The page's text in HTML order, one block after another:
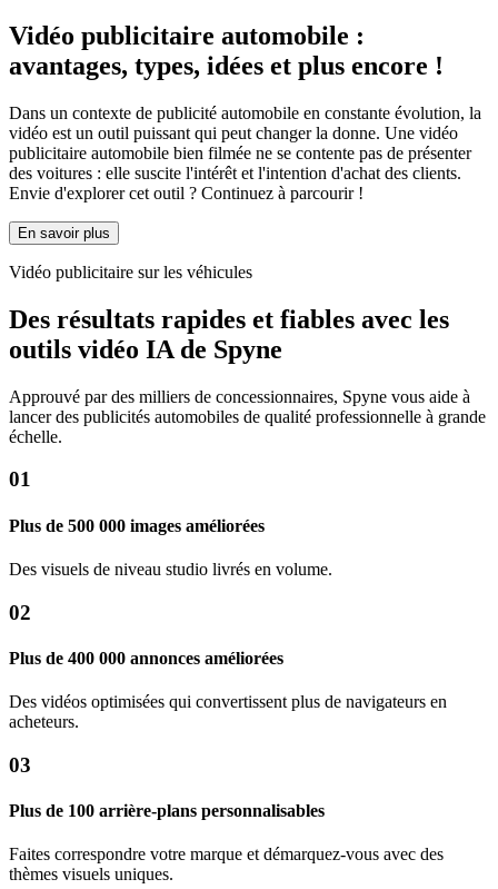
Vidéo publicitaire automobile :
avantages, types, idées et plus encore !
Dans un contexte de publicité automobile en constante évolution, la
vidéo est un outil puissant qui peut changer la donne. Une vidéo
publicitaire automobile bien filmée ne se contente pas de présenter
des voitures : elle suscite l'intérêt et l'intention d'achat des clients.
Envie d'explorer cet outil ? Continuez à parcourir !
En savoir plus
Vidéo publicitaire sur les véhicules
Des résultats rapides et fiables avec les
outils vidéo IA de Spyne
Approuvé par des milliers de concessionnaires, Spyne vous aide à
lancer des publicités automobiles de qualité professionnelle à grande
échelle.
01
Plus de 500 000 images améliorées
Des visuels de niveau studio livrés en volume.
02
Plus de 400 000 annonces améliorées
Des vidéos optimisées qui convertissent plus de navigateurs en
acheteurs.
03
Plus de 100 arrière-plans personnalisables
Faites correspondre votre marque et démarquez-vous avec des
thèmes visuels uniques.